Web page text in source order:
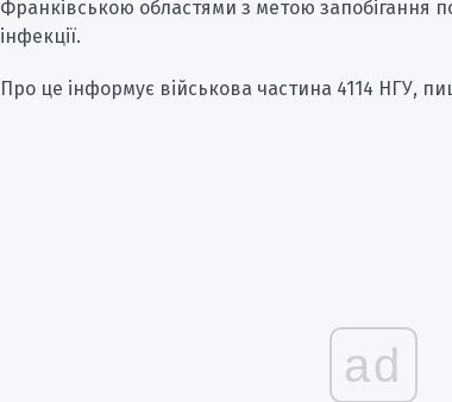
Франківською областями з метою запобігання
інфекції.
Про це інформує військова частина 4114 НГУ,
ad